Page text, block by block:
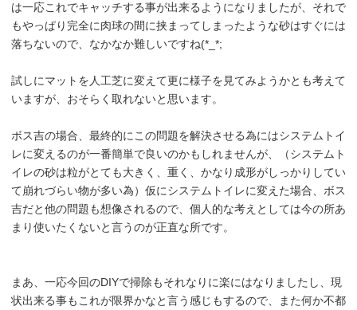
は一応これでキャッチする事が出来るようになりましたが、それで
もやっぱり完全に肉球の間に挟まってしまったような砂はすぐには
落ちないので、なかなか難しいですね(*_*;
試しにマットを人工芝に変えて更に様子を見てみようかとも考えて
いますが、おそらく取れないと思います。
ボス吉の場合、最終的にこの問題を解決させる為にはシステムトイ
レに変えるのが一番簡単で良いのかもしれませんが、（システムト
イレの砂は粒がとても大きく、重く、かなり成形がしっかりしてい
て崩れづらい物が多い為）仮にシステムトイレに変えた場合、ボス
吉だと他の問題も想像されるので、個人的な考えとしては今の所あ
まり使いたくないと言うのが正直な所です。
まあ、一応今回のDIYで掃除もそれなりに楽にはなりましたし、現
状出来る事もこれが限界かなと言う感じもするので、また何か不都